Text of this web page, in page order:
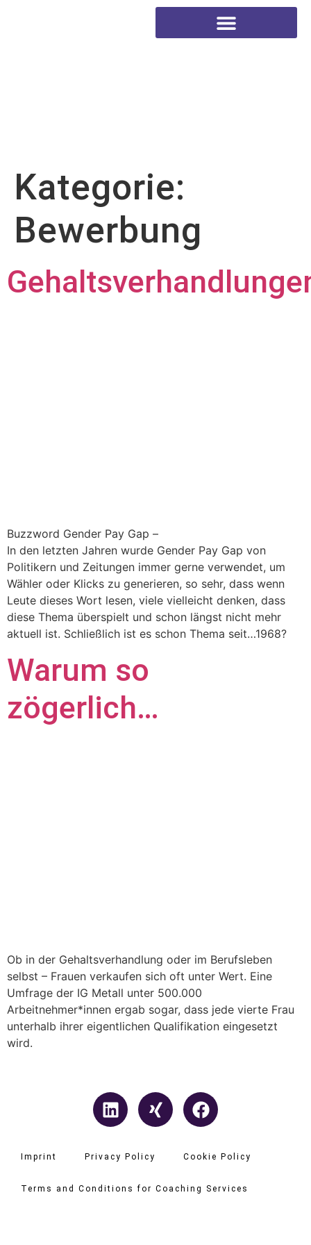
Kategorie:
Bewerbung
Buzzword Gender Pay Gap –
In den letzten Jahren wurde Gender Pay Gap von
Politikern und Zeitungen immer gerne verwendet, um
Wähler oder Klicks zu generieren, so sehr, dass wenn
Leute dieses Wort lesen, viele vielleicht denken, dass
diese Thema überspielt und schon längst nicht mehr
aktuell ist. Schließlich ist es schon Thema seit…1968?
Warum so
zögerlich…
Ob in der Gehaltsverhandlung oder im Berufsleben
selbst – Frauen verkaufen sich oft unter Wert. Eine
Umfrage der IG Metall unter 500.000
Arbeitnehmer*innen ergab sogar, dass jede vierte Frau
unterhalb ihrer eigentlichen Qualifikation eingesetzt
wird.
Imprint Privacy Policy Cookie Policy
Terms and Conditions for Coaching Services